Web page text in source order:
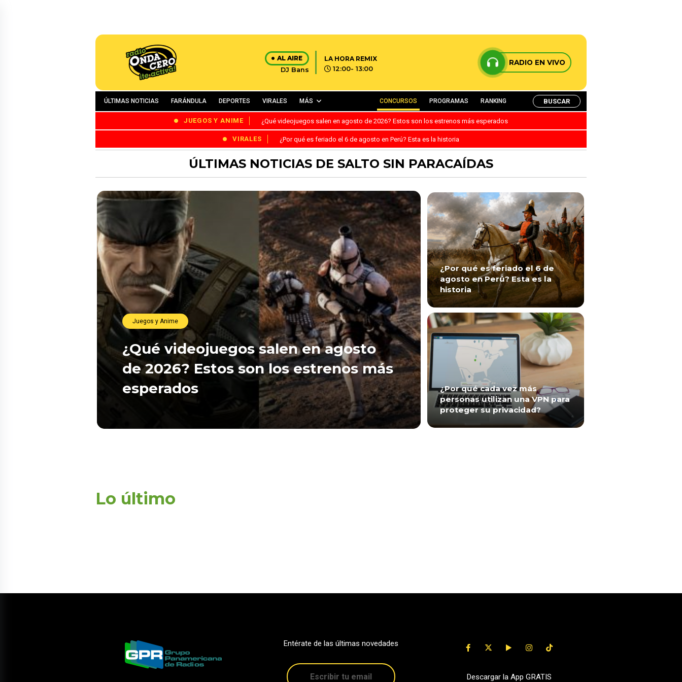
AL AIRE
DJ Bans
LA HORA REMIX
12:00- 13:00
RADIO EN VIVO
ÚLTIMAS NOTICIAS FARÁNDULA DEPORTES VIRALES MÁS CONCURSOS PROGRAMAS RANKING BUSCAR
JUEGOS Y ANIME ¿Qué videojuegos salen en agosto de 2026? Estos son los estrenos más esperados
VIRALES ¿Por qué es feriado el 6 de agosto en Perú? Esta es la historia
ÚLTIMAS NOTICIAS DE SALTO SIN PARACAÍDAS
Juegos y Anime
¿Qué videojuegos salen en agosto
de 2026? Estos son los estrenos más
esperados
¿Por qué es feriado el 6 de
agosto en Perú? Esta es la
historia
¿Por qué cada vez más
personas utilizan una VPN para
proteger su privacidad?
Lo último
Entérate de las últimas novedades
Descargar la App GRATIS